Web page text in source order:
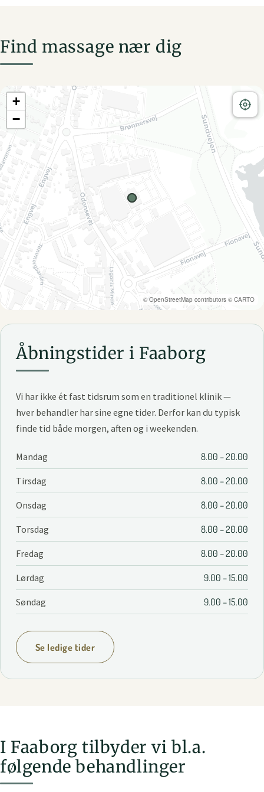
Find massage nær dig
+
−
© OpenStreetMap contributors © CARTO
Åbningstider i Faaborg
Vi har ikke ét fast tidsrum som en traditionel klinik —
hver behandler har sine egne tider. Derfor kan du typisk
finde tid både morgen, aften og i weekenden.
Mandag 8.00 – 20.00
Tirsdag 8.00 – 20.00
Onsdag 8.00 – 20.00
Torsdag 8.00 – 20.00
Fredag 8.00 – 20.00
Lørdag 9.00 – 15.00
Søndag 9.00 – 15.00
Se ledige tider
I Faaborg tilbyder vi bl.a.
følgende behandlinger